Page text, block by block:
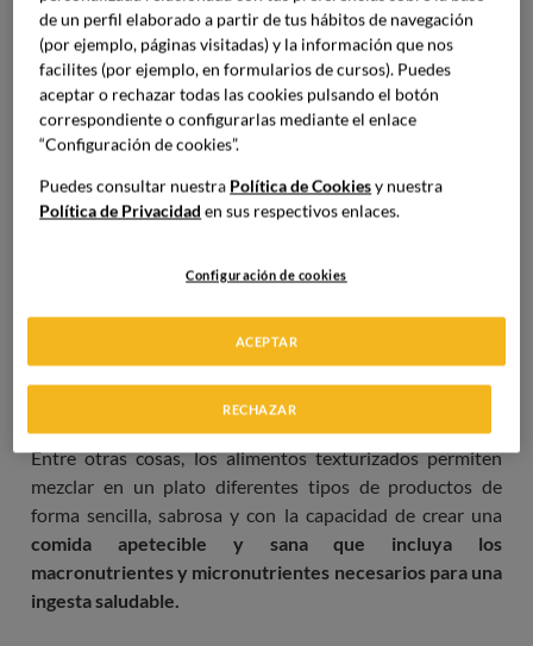
La texturización consiste en dotar a los alimentos
cocinados de una consistencia específica, por lo general
suave y blanda,pero sin llegar a ser un puré o una crema.
De este modo, en un mismo plato se pueden apreciar
alimentos sin texturizar, pero con la ventaja de una
consistencia fácil de masticar y tragar.
Otra ventaja, además, de la texturización de alimentos, es
por lo que esta técnica no tiene un impacto
negativo en los elementos del plato que más nos llaman la
Entre otras cosas, los alimentos texturizados permiten
mezclar en un plato diferentes tipos de productos de
forma sencilla, sabrosa y con la capacidad de crear una
comida apetecible y sana que incluya los
macronutrientes y micronutrientes necesarios para una
ingesta saludable.
de un perfil elaborado a partir de tus hábitos de navegación
(por ejemplo, páginas visitadas) y la información que nos
facilites (por ejemplo, en formularios de cursos). Puedes
aceptar o rechazar todas las cookies pulsando el botón
correspondiente o configurarlas mediante el enlace
“Configuración de cookies”.
Puedes consultar nuestra Política de Cookiesy nuestra
Política de Privacidad en sus respectivos enlaces.
Configuración de cookies
RECHAZAR
ACEPTAR